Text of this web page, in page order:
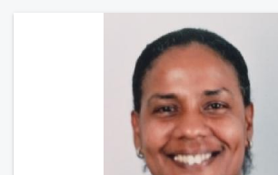
dehors des sentiers battus me
m'engage à répondre à votre